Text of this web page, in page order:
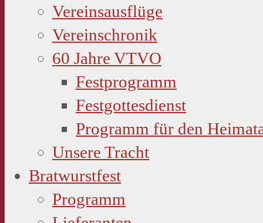
Vereinsausflüge
Vereinschronik
60 Jahre VTVO
Festprogramm
Festgottesdienst
Programm für den
Unsere Tracht
Bratwurstfest
Programm